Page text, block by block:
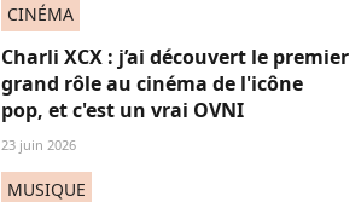
CINÉMA
Charli XCX : j’ai découvert le premier
grand rôle au cinéma de l'icône
pop, et c'est un vrai OVNI
23 juin 2026
MUSIQUE